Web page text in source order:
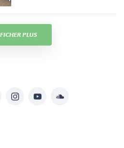
PLUS
InstagramYouTubeSoundcloud